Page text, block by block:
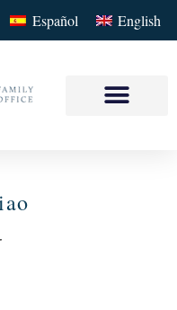
Español English